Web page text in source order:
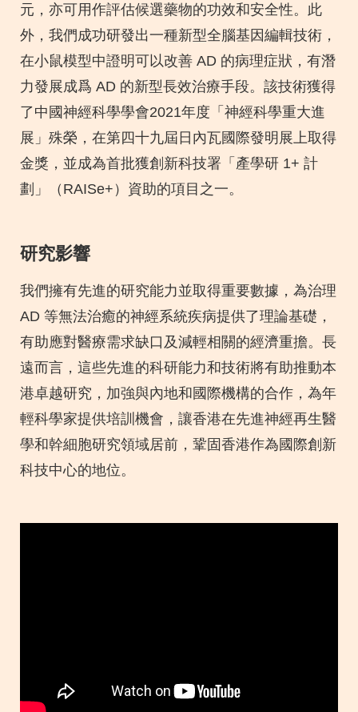
元，亦可用作評估候選藥物的功效和安全性。此
外，我們成功研發出一種新型全腦基因編輯技術，
在小鼠模型中證明可以改善 AD 的病理症狀，有潛
力發展成爲 AD 的新型長效治療手段。該技術獲得
了中國神經科學學會2021年度「神經科學重大進
展」殊榮，在第四十九屆日內瓦國際發明展上取得
金獎，並成為首批獲創新科技署「產學研 1+ 計
劃」（RAISe+）資助的項目之一。
Text
研究影響
我們擁有先進的研究能力並取得重要數據，為治理
AD 等無法治癒的神經系統疾病提供了理論基礎，
有助應對醫療需求缺口及減輕相關的經濟重擔。長
遠而言，這些先進的科研能力和技術將有助推動本
港卓越研究，加強與內地和國際機構的合作，為年
輕科學家提供培訓機會，讓香港在先進神經再生醫
學和幹細胞研究領域居前，鞏固香港作為國際創新
科技中心的地位。